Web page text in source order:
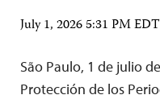
July 1, 2026 5:31 PM EDT
São Paulo, 1 de julio
Protección de los